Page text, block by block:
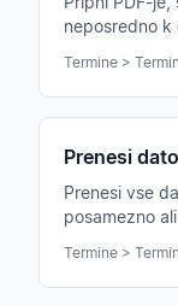
neposredno
takoj
Termine >
Prenesi
Prenesi vse
posamezno
interneta.
Termine >